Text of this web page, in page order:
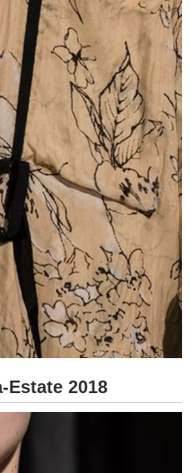
Estate 2018